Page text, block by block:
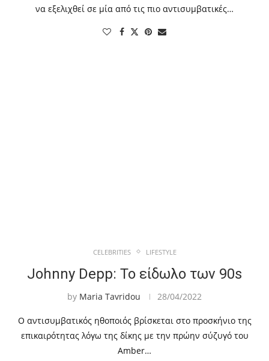
να εξελιχθεί σε μία από τις πιο αντισυμβατικές…
CELEBRITIES LIFESTYLE
Johnny Depp: Το είδωλο των 90s
by Maria Tavridou 28/04/2022
Ο αντισυμβατικός ηθοποιός βρίσκεται στο προσκήνιο της
επικαιρότητας λόγω της δίκης με την πρώην σύζυγό του
Amber…